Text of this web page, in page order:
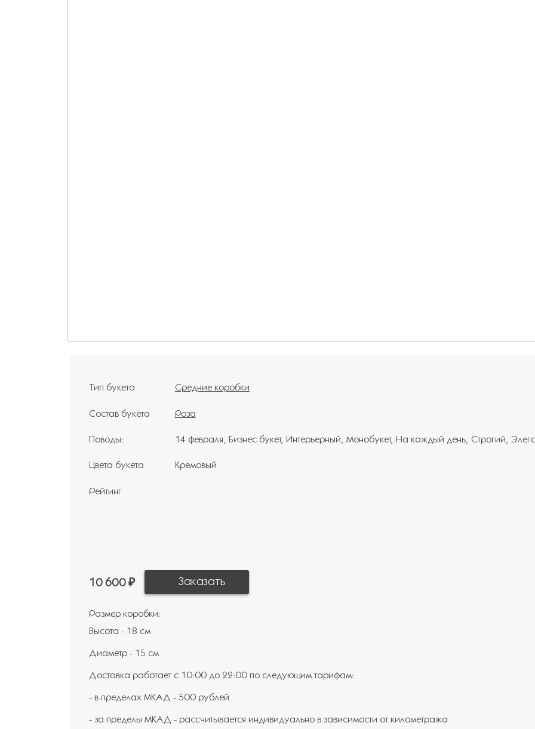
Тип букета Средние коробки
Состав букета Роза
Поводы: 14 февраля Бизнес букет Интерьерный Монобукет На каждый день Строгий
Цвета букета Кремовый
Рейтинг
10 600 ₽
Размер коробки:
Высота - 18 см
Диаметр - 15 см
Доставка работает с 10:00 до 22:00 по следующим тарифам:
- в пределах МКАД - 500 рублей
- за пределы МКАД - рассчитывается индивидуально в зависимости от километража